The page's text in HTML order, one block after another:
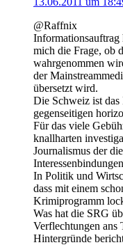
@Raffnix
mich die Frage, ob
wahrgenommen
der
übersetzt wird.
Die Schweiz ist das
gegenseitigen
Für das viele
knallharten
Journalismus der
In Politik und
dass mit einem
Krimiprogramm
Was hat die SRG
Verflechtungen ans
Hintergründe